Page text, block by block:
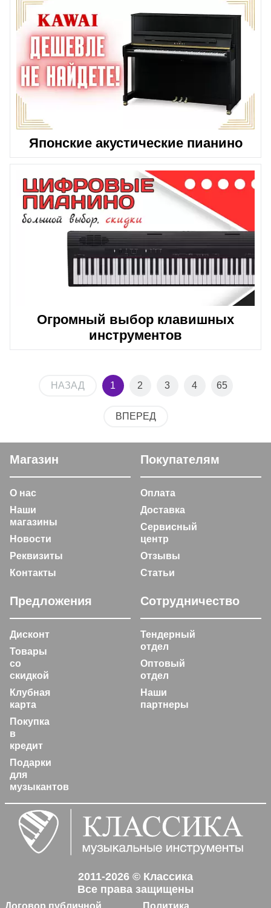
Японские акустические пианино
Огромный выбор клавишных
инструментов
НАЗАД 1 2 3 4 65
ВПЕРЕД
Магазин
О нас
Наши
магазины
Новости
Реквизиты
Контакты
Покупателям
Оплата
Доставка
Сервисный
центр
Отзывы
Статьи
Предложения
Дисконт
Товары
со
скидкой
Клубная
карта
Покупка
в
кредит
Подарки
для
музыкантов
Сотрудничество
Тендерный
отдел
Оптовый
отдел
Наши
партнеры
2011-2026 © Классика
Все права защищены
Договор публичной Политика